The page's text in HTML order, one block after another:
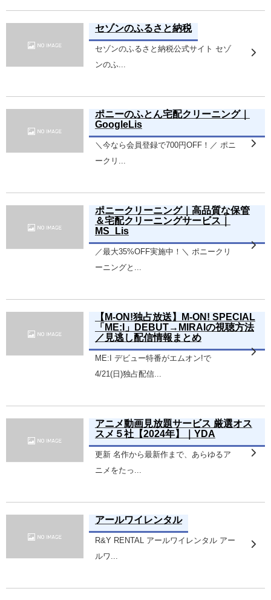
セゾンのふるさと納税
セゾンのふるさと納税公式サイト セゾ
ンのふ...
ポニーのふとん宅配クリーニング｜
GoogleLis
＼今なら会員登録で700円OFF！／ ポニ
ークリ...
ポニークリーニング｜高品質な保管
＆宅配クリーニングサービス｜
MS_Lis
／最大35%OFF実施中！＼ ポニークリ
ーニングと...
【M-ON!独占放送】M-ON! SPECIAL
「ME:I」DEBUT→MIRAIの視聴方法
／見逃し配信情報まとめ
ME:I デビュー特番がエムオン!で
4/21(日)独占配信...
アニメ動画見放題サービス 厳選オス
スメ５社【2024年】｜YDA
更新 名作から最新作まで、あらゆるア
ニメをたっ...
アールワイレンタル
R&Y RENTAL アールワイレンタル アー
ルワ...